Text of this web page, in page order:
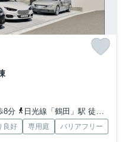
8分
日光線「鶴田」駅 徒歩29分
良好 専用庭
バリアフリー